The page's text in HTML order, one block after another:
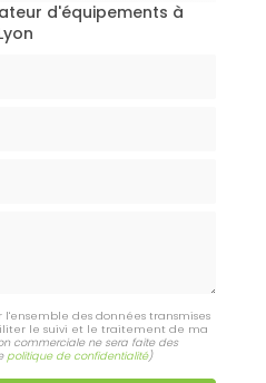
d'équipements à
l'ensemble des données transmises
le suivi et le traitement de ma
commerciale ne sera faite des
politique de confidentialité)